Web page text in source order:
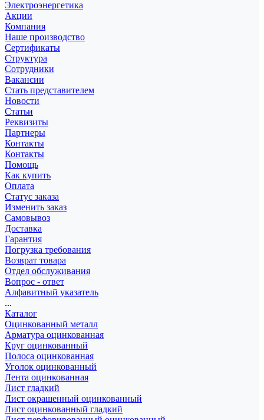
Электроэнергетика
Акции
Компания
Наше производство
Сертификаты
Структура
Сотрудники
Вакансии
Стать представителем
Новости
Статьи
Реквизиты
Партнеры
Контакты
Контакты
Помощь
Как купить
Оплата
Статус заказа
Изменить заказ
Самовывоз
Доставка
Гарантия
Погрузка требования
Возврат товара
Отдел обслуживания
Вопрос - ответ
Алфавитный указатель
...
Каталог
Оцинкованный металл
Арматура оцинкованная
Круг оцинкованный
Полоса оцинкованная
Уголок оцинкованный
Лента оцинкованная
Лист гладкий
Лист окрашенный оцинкованный
Лист оцинкованный гладкий